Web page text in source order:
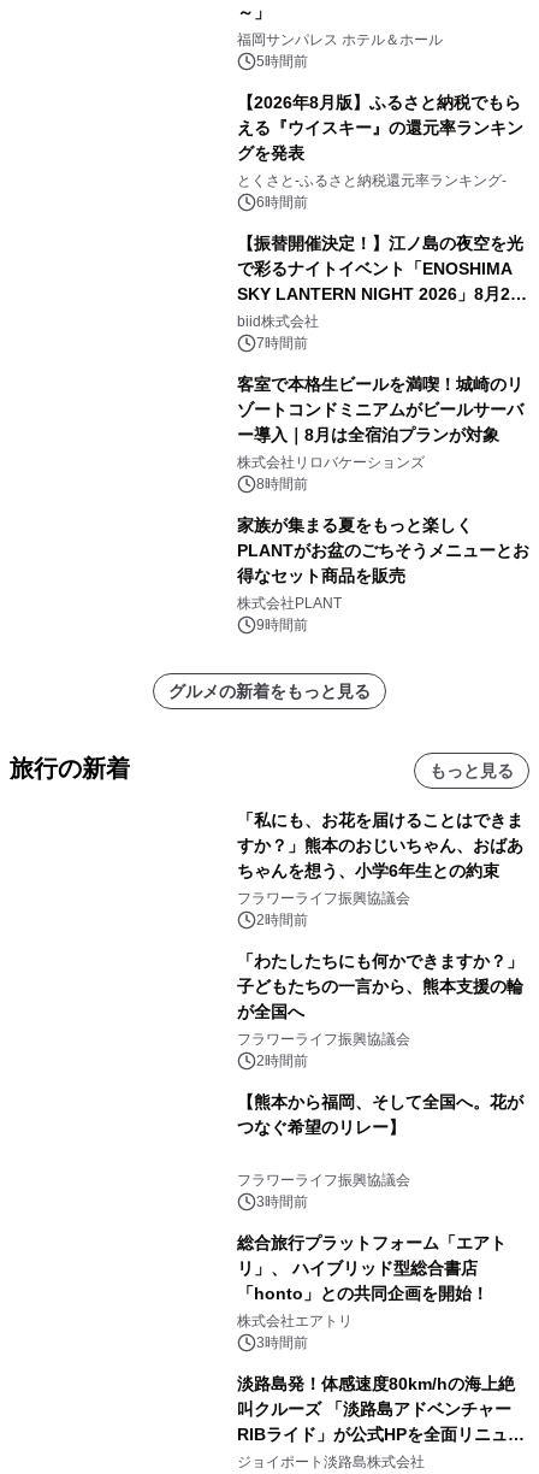
～」
福岡サンパレス ホテル＆ホール
5時間前
【2026年8月版】ふるさと納税でもら
える『ウイスキー』の還元率ランキン
グを発表
とくさと-ふるさと納税還元率ランキング-
6時間前
【振替開催決定！】江ノ島の夜空を光
で彩るナイトイベント「ENOSHIMA
SKY LANTERN NIGHT 2026」8月22
日(土)振替開催＆受付スタート！
biid株式会社
7時間前
客室で本格生ビールを満喫！城崎のリ
ゾートコンドミニアムがビールサーバ
ー導入｜8月は全宿泊プランが対象
株式会社リロバケーションズ
8時間前
家族が集まる夏をもっと楽しく
PLANTがお盆のごちそうメニューとお
得なセット商品を販売
株式会社PLANT
9時間前
グルメの新着をもっと見る
旅行の新着 もっと見る
「私にも、お花を届けることはできま
すか？」熊本のおじいちゃん、おばあ
ちゃんを想う、小学6年生との約束
フラワーライフ振興協議会
2時間前
「わたしたちにも何かできますか？」
子どもたちの一言から、熊本支援の輪
が全国へ
フラワーライフ振興協議会
2時間前
【熊本から福岡、そして全国へ。花が
つなぐ希望のリレー】
フラワーライフ振興協議会
3時間前
総合旅行プラットフォーム「エアト
リ」、 ハイブリッド型総合書店
「honto」との共同企画を開始！
株式会社エアトリ
3時間前
淡路島発！体感速度80km/hの海上絶
叫クルーズ 「淡路島アドベンチャー
RIBライド」が公式HPを全面リニュー
アル！ ～スマホで即予約完了の「スマ
ジョイポート淡路島株式会社